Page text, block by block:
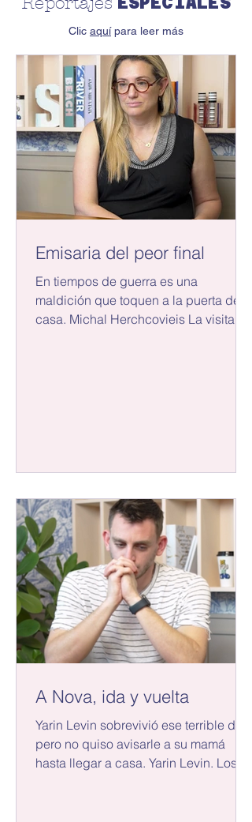
Clic aquípara leer más
Emisaria del peor final
En tiempos de guerra es una
maldición que toquen a la puerta de tu
casa. Michal Herchcovieis La visita de
A Nova, ida y vuelta
Yarin Levin sobrevivió ese terrible día,
pero no quiso avisarle a su mamá
hasta llegar a casa. Yarin Levin. Los